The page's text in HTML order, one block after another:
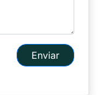
Enviar